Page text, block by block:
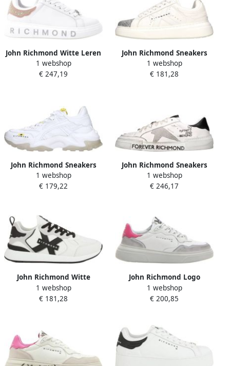
John Richmond Witte Leren
Sneakers voor Vrouwen
1 webshop
€ 247,19
John Richmond Sneakers
Wit
1 webshop
€ 181,28
John Richmond Sneakers
Wit
1 webshop
€ 179,22
John Richmond Sneakers
Wit
1 webshop
€ 246,17
John Richmond Witte
Schoen White Heren
1 webshop
€ 181,28
John Richmond Logo
Sneakers voor Vrouwen
White Dames
1 webshop
€ 200,85